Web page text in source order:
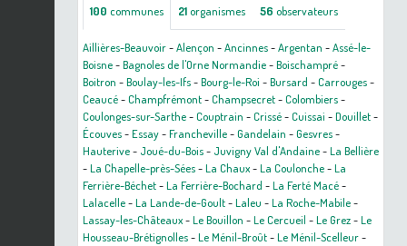
100 communes 21organismes 56 observateurs
Aillières-Beauvoir-Alençon -Ancinnes-Argentan -Assé-le-
Boisne-Bagnoles de l'Orne Normandie-Boischampré-
Boitron -Boulay-les-Ifs-Bourg-le-Roi -Bursard -Carrouges-
Ceaucé-Champfrémont-Champsecret-Colombiers-
Coulonges-sur-Sarthe-Couptrain -Crissé-Cuissai -Douillet-
Écouves-Essay-Francheville-Gandelain -Gesvres-
Hauterive- Joué-du-Bois- Juvigny Val d'Andaine-La Bellière
-La Chapelle-près-Sées-La Chaux-La Coulonche-La
Ferrière-Béchet-La Ferrière-Bochard -La Ferté Macé-
Lalacelle-La Lande-de-Goult-Laleu -La Roche-Mabile-
Lassay-les-Châteaux-Le Bouillon -Le Cercueil -Le Grez-Le
Housseau-Brétignolles-Le Ménil-Broût-Le Ménil-Scelleur-